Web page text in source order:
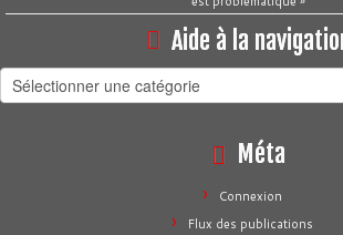
Aide à la
Aide
à
Méta
Connexion
Flux des publications